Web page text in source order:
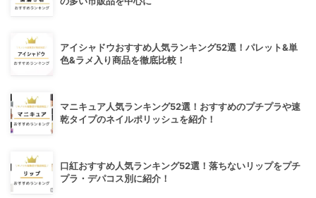
アイシャドウおすすめ人気ランキング52選！パレット&単
色&ラメ入り商品を徹底比較！
マニキュア人気ランキング52選！おすすめのプチプラや速
乾タイプのネイルポリッシュを紹介！
口紅おすすめ人気ランキング52選！落ちないリップをプチ
プラ・デパコス別に紹介！